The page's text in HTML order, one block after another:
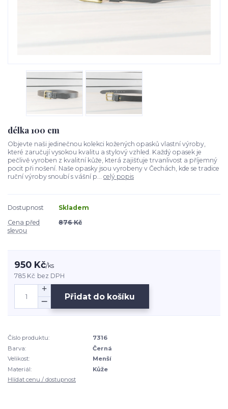
délka 100 cm
Objevte naši jedinečnou kolekci kožených opasků vlastní výroby,
které zaručují vysokou kvalitu a stylový vzhled. Každý opasek je
pečlivě vyroben z kvalitní kůže, která zajišťuje trvanlivost a příjemný
pocit při nošení. Naše opasky jsou vyrobeny v Čechách, kde se tradice
ruční výroby snoubí s vášní p... celý popis
Dostupnost
Skladem
Cena před
slevou
876 Kč
950 Kč/ks
785 Kč bez DPH
Přidat do košíku
Číslo produktu:
7316
Barva:
Černá
Velikost:
Menší
Materiál:
Kůže
Hlídat cenu / dostupnost